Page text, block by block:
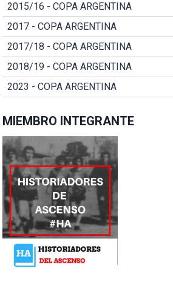
2015/16 - COPA ARGENTINA
2017 - COPA ARGENTINA
2017/18 - COPA ARGENTINA
2018/19 - COPA ARGENTINA
2023 - COPA ARGENTINA
MIEMBRO INTEGRANTE